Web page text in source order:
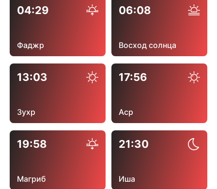
04:29
Фаджр
06:08
Восход солнца
13:03
Зухр
17:56
Аср
19:58
Магриб
21:30
Иша